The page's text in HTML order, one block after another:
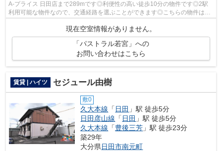
A-プライス 日田店まで289mです◎利便性の高い徒歩10分の物件です◎2駅
利用可能な物件なので、交通経路を選ぶことができます◎こちらの物件はア
現在空室情報がありません。
「パストラル若宮」への
お問い合わせはこちら
賃貸 | ハイツ セジュール由樹
敷0
久大本線 「 日田 」駅 徒歩5分
日田彦山線 「 日田 」駅 徒歩5分
久大本線 「豊後三芳 」駅 徒歩23分
築29年
大分県日田市南元町